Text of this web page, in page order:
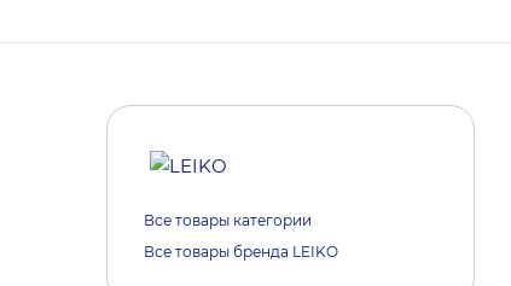
Все товары категории
Все товары бренда LEIKO